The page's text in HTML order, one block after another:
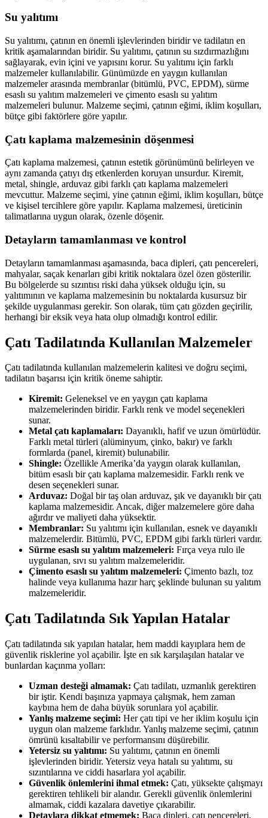
Su yalıtımı
Su yalıtımı, çatının en önemli işlevlerinden biridir ve tadilatın en
kritik aşamalarından biridir. Su yalıtımı, çatının su sızdırmazlığını
sağlayarak, evin içini ve yapısını korur. Su yalıtımı için farklı
malzemeler kullanılabilir. Günümüzde en yaygın kullanılan
malzemeler arasında membranlar (bitümlü, PVC, EPDM), sürme
esaslı su yalıtım malzemeleri ve çimento esaslı su yalıtım
malzemeleri bulunur. Malzeme seçimi, çatının eğimi, iklim koşulları,
bütçe gibi faktörlere göre yapılır.
Çatı kaplama malzemesinin döşenmesi
Çatı kaplama malzemesi, çatının estetik görünümünü belirleyen ve
aynı zamanda çatıyı dış etkenlerden koruyan unsurdur. Kiremit,
metal, shingle, arduvaz gibi farklı çatı kaplama malzemeleri
mevcuttur. Malzeme seçimi, yine çatının eğimi, iklim koşulları, bütçe
ve kişisel tercihlere göre yapılır. Kaplama malzemesi, üreticinin
talimatlarına uygun olarak, özenle döşenir.
Detayların tamamlanması ve kontrol
Detayların tamamlanması aşamasında, baca dipleri, çatı pencereleri,
mahyalar, saçak kenarları gibi kritik noktalara özel özen gösterilir.
Bu bölgelerde su sızıntısı riski daha yüksek olduğu için, su
yalıtımının ve kaplama malzemesinin bu noktalarda kusursuz bir
şekilde uygulanması gerekir. Son olarak, tüm çatı gözden geçirilir,
herhangi bir eksik veya hata olup olmadığı kontrol edilir.
Çatı Tadilatında Kullanılan Malzemeler
Çatı tadilatında kullanılan malzemelerin kalitesi ve doğru seçimi,
tadilatın başarısı için kritik öneme sahiptir.
Kiremit: Geleneksel ve en yaygın çatı kaplama
malzemelerinden biridir. Farklı renk ve model seçenekleri
sunar.
Metal çatı kaplamaları: Dayanıklı, hafif ve uzun ömürlüdür.
Farklı metal türleri (alüminyum, çinko, bakır) ve farklı
formlarda (panel, kiremit) bulunabilir.
Shingle: Özellikle Amerika’da yaygın olarak kullanılan,
bitüm esaslı bir çatı kaplama malzemesidir. Farklı renk ve
desen seçenekleri sunar.
Arduvaz: Doğal bir taş olan arduvaz, şık ve dayanıklı bir çatı
kaplama malzemesidir. Ancak, diğer malzemelere göre daha
ağırdır ve maliyeti daha yüksektir.
Membranlar: Su yalıtımı için kullanılan, esnek ve dayanıklı
malzemelerdir. Bitümlü, PVC, EPDM gibi farklı türleri vardır.
Sürme esaslı su yalıtım malzemeleri: Fırça veya rulo ile
uygulanan, sıvı su yalıtım malzemeleridir.
Çimento esaslı su yalıtım malzemeleri: Çimento bazlı, toz
halinde veya kullanıma hazır harç şeklinde bulunan su yalıtım
malzemeleridir.
Çatı Tadilatında Sık Yapılan Hatalar
Çatı tadilatında sık yapılan hatalar, hem maddi kayıplara hem de
güvenlik risklerine yol açabilir. İşte en sık karşılaşılan hatalar ve
bunlardan kaçınma yolları:
Uzman desteği almamak: Çatı tadilatı, uzmanlık gerektiren
bir iştir. Kendi başınıza yapmaya çalışmak, hem zaman
kaybına hem de daha büyük sorunlara yol açabilir.
Yanlış malzeme seçimi: Her çatı tipi ve her iklim koşulu için
uygun olan malzeme farklıdır. Yanlış malzeme seçimi, çatının
ömrünü kısaltabilir ve performansını düşürebilir.
Yetersiz su yalıtımı: Su yalıtımı, çatının en önemli
işlevlerinden biridir. Yetersiz veya hatalı su yalıtımı, su
sızıntılarına ve ciddi hasarlara yol açabilir.
Güvenlik önlemlerini ihmal etmek: Çatı, yüksekte çalışmayı
gerektiren tehlikeli bir alandır. Gerekli güvenlik önlemlerini
almamak, ciddi kazalara davetiye çıkarabilir.
Detaylara dikkat etmemek: Baca dipleri, çatı pencereleri,